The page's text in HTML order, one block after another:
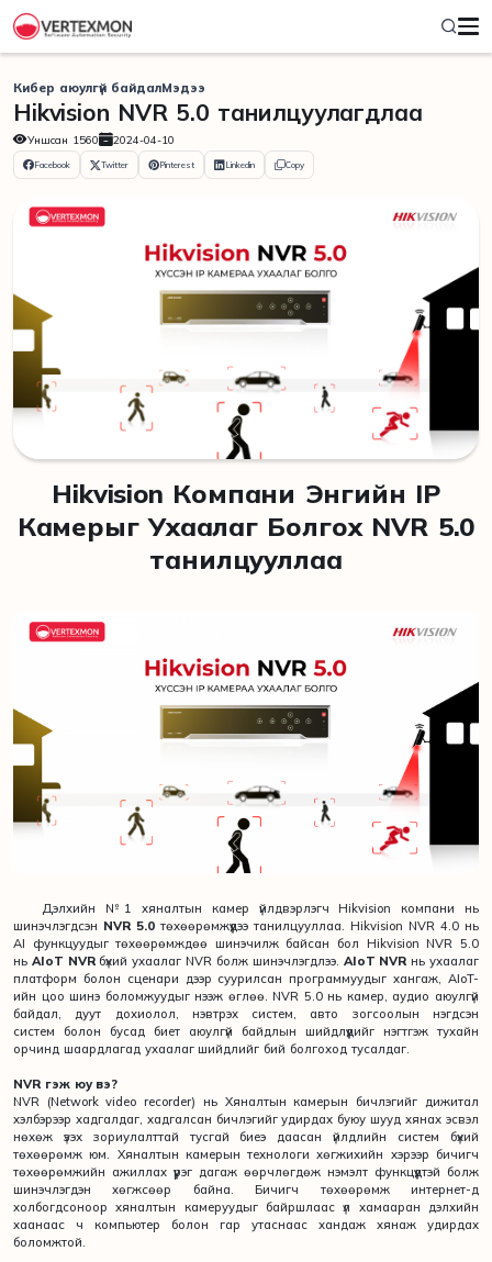
Кибер аюулгүй байдалМэдээ
Hikvision NVR 5.0 танилцуулагдлаа
Уншсан 1560 2024-04-10
Facebook Twitter Pinterest Linkedin Copy
Hikvision Компани Энгийн IP
Камерыг Ухаалаг Болгох NVR 5.0
танилцууллаа
Дэлхийн №1 хяналтын камер үйлдвэрлэгч Hikvision компани нь
шинэчлэгдсэн NVR 5.0 төхөөрөмжүүдээ танилцууллаа. Hikvision NVR 4.0 нь
AI функцуудыг төхөөрөмждөө шинэчилж байсан бол Hikvision NVR 5.0
нь AIoT NVRбүхий ухаалаг NVR болж шинэчлэгдлээ. AIoT NVR нь ухаалаг
платформ болон сценари дээр суурилсан программуудыг хангаж, AIoT-
ийн цоо шинэ боломжуудыг нээж өглөө. NVR 5.0 нь камер, аудио аюулгүй
байдал, дуут дохиолол, нэвтрэх систем, авто зогсоолын нэгдсэн
систем болон бусад биет аюулгүй байдлын шийдлүүдийг нэгтгэж тухайн
орчинд шаардлагад ухаалаг шийдлийг бий болгоход тусалдаг.
NVR гэж юу вэ?
NVR (Network video recorder) нь Хяналтын камерын бичлэгийг дижитал
хэлбэрээр хадгалдаг, хадгалсан бичлэгийг удирдах буюу шууд хянах эсвэл
нөхөж үзэх зориулалттай тусгай биеэ даасан үйлдлийн систем бүхий
төхөөрөмж юм. Хяналтын камерын технологи хөгжихийн хэрээр бичигч
төхөөрөмжийн ажиллах үүрэг дагаж өөрчлөгдөж нэмэлт функцүүдтэй болж
шинэчлэгдэн хөгжсөөр байна. Бичигч төхөөрөмж интернет-д
холбогдсоноор хяналтын камеруудыг байршлаас үл хамааран дэлхийн
хаанаас ч компьютер болон гар утаснаас хандаж хянаж удирдах
боломжтой.